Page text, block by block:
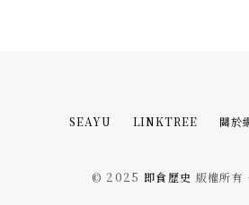
SEAYU LINKTREE 關於
© 2025 即食歷史 版權所有